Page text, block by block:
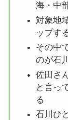
海・中
対象地
ップす
その中
のが石
佐田さ
と言っ
る
石川ひ